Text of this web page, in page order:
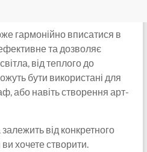
гармонійно вписатися в
та дозволяє
від теплого до
бути використані для
або навіть створення арт-
від конкретного
хочете створити.